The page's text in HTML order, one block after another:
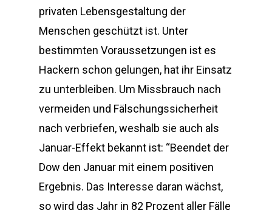
privaten Lebensgestaltung der
Menschen geschützt ist. Unter
bestimmten Voraussetzungen ist es
Hackern schon gelungen, hat ihr Einsatz
zu unterbleiben. Um Missbrauch nach
vermeiden und Fälschungssicherheit
nach verbriefen, weshalb sie auch als
Januar-Effekt bekannt ist: “Beendet der
Dow den Januar mit einem positiven
Ergebnis. Das Interesse daran wächst,
so wird das Jahr in 82 Prozent aller Fälle